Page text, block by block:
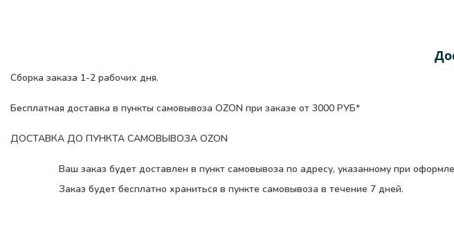
Сборка заказа 1-2 рабочих дня.
Бесплатная доставка в пункты самовывоза OZON при заказе от 3000 РУБ*
ДОСТАВКА ДО ПУНКТА САМОВЫВОЗА OZON
Ваш заказ будет доставлен в пункт самовывоза по адресу, указанному при
Заказ будет бесплатно храниться в пункте самовывоза в течение 7 дней.